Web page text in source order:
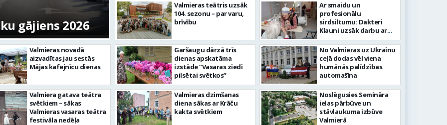
gājiens 2026
Valmierā turpinās īstenot nozīmīgus ielu
infrastruktūras investīciju projektus
Valmieras novadā
aizvadītas jau sestās
Mājas kafejnīcu dienas
Valmiera gatava teātra
svētkiem – sākas
Valmieras vasaras teātra
festivāla nedēļa
Valmieras teātris uzsāk
104. sezonu – par varu,
brīvību
Garšaugu dārzā trīs
dienas apskatāma
izstāde “Vasaras ziedi
pilsētai svētkos”
Valmieras dzimšanas
diena sākas ar Krāču
kakta svētkiem
Ar smaidu un
profesionālu
sirdsiltumu: Dakteri
Klauni uzsāk darbu ar
senioriem Vidzemes
slimnīcā
No Valmieras uz Ukrainu
ceļā dodas vēl viena
humānās palīdzības
automašīna
Noslēgusies Semināra
ielas pārbūve un
stāvlaukuma izbūve
Valmierā